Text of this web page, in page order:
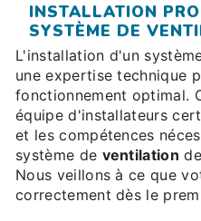
INSTALLATION
SYSTÈME DE
L'installation d'un
une expertise technique
fonctionnement optimal.
équipe d'installateurs
et les compétences
système de ventilation
Nous veillons à ce que
correctement dès le